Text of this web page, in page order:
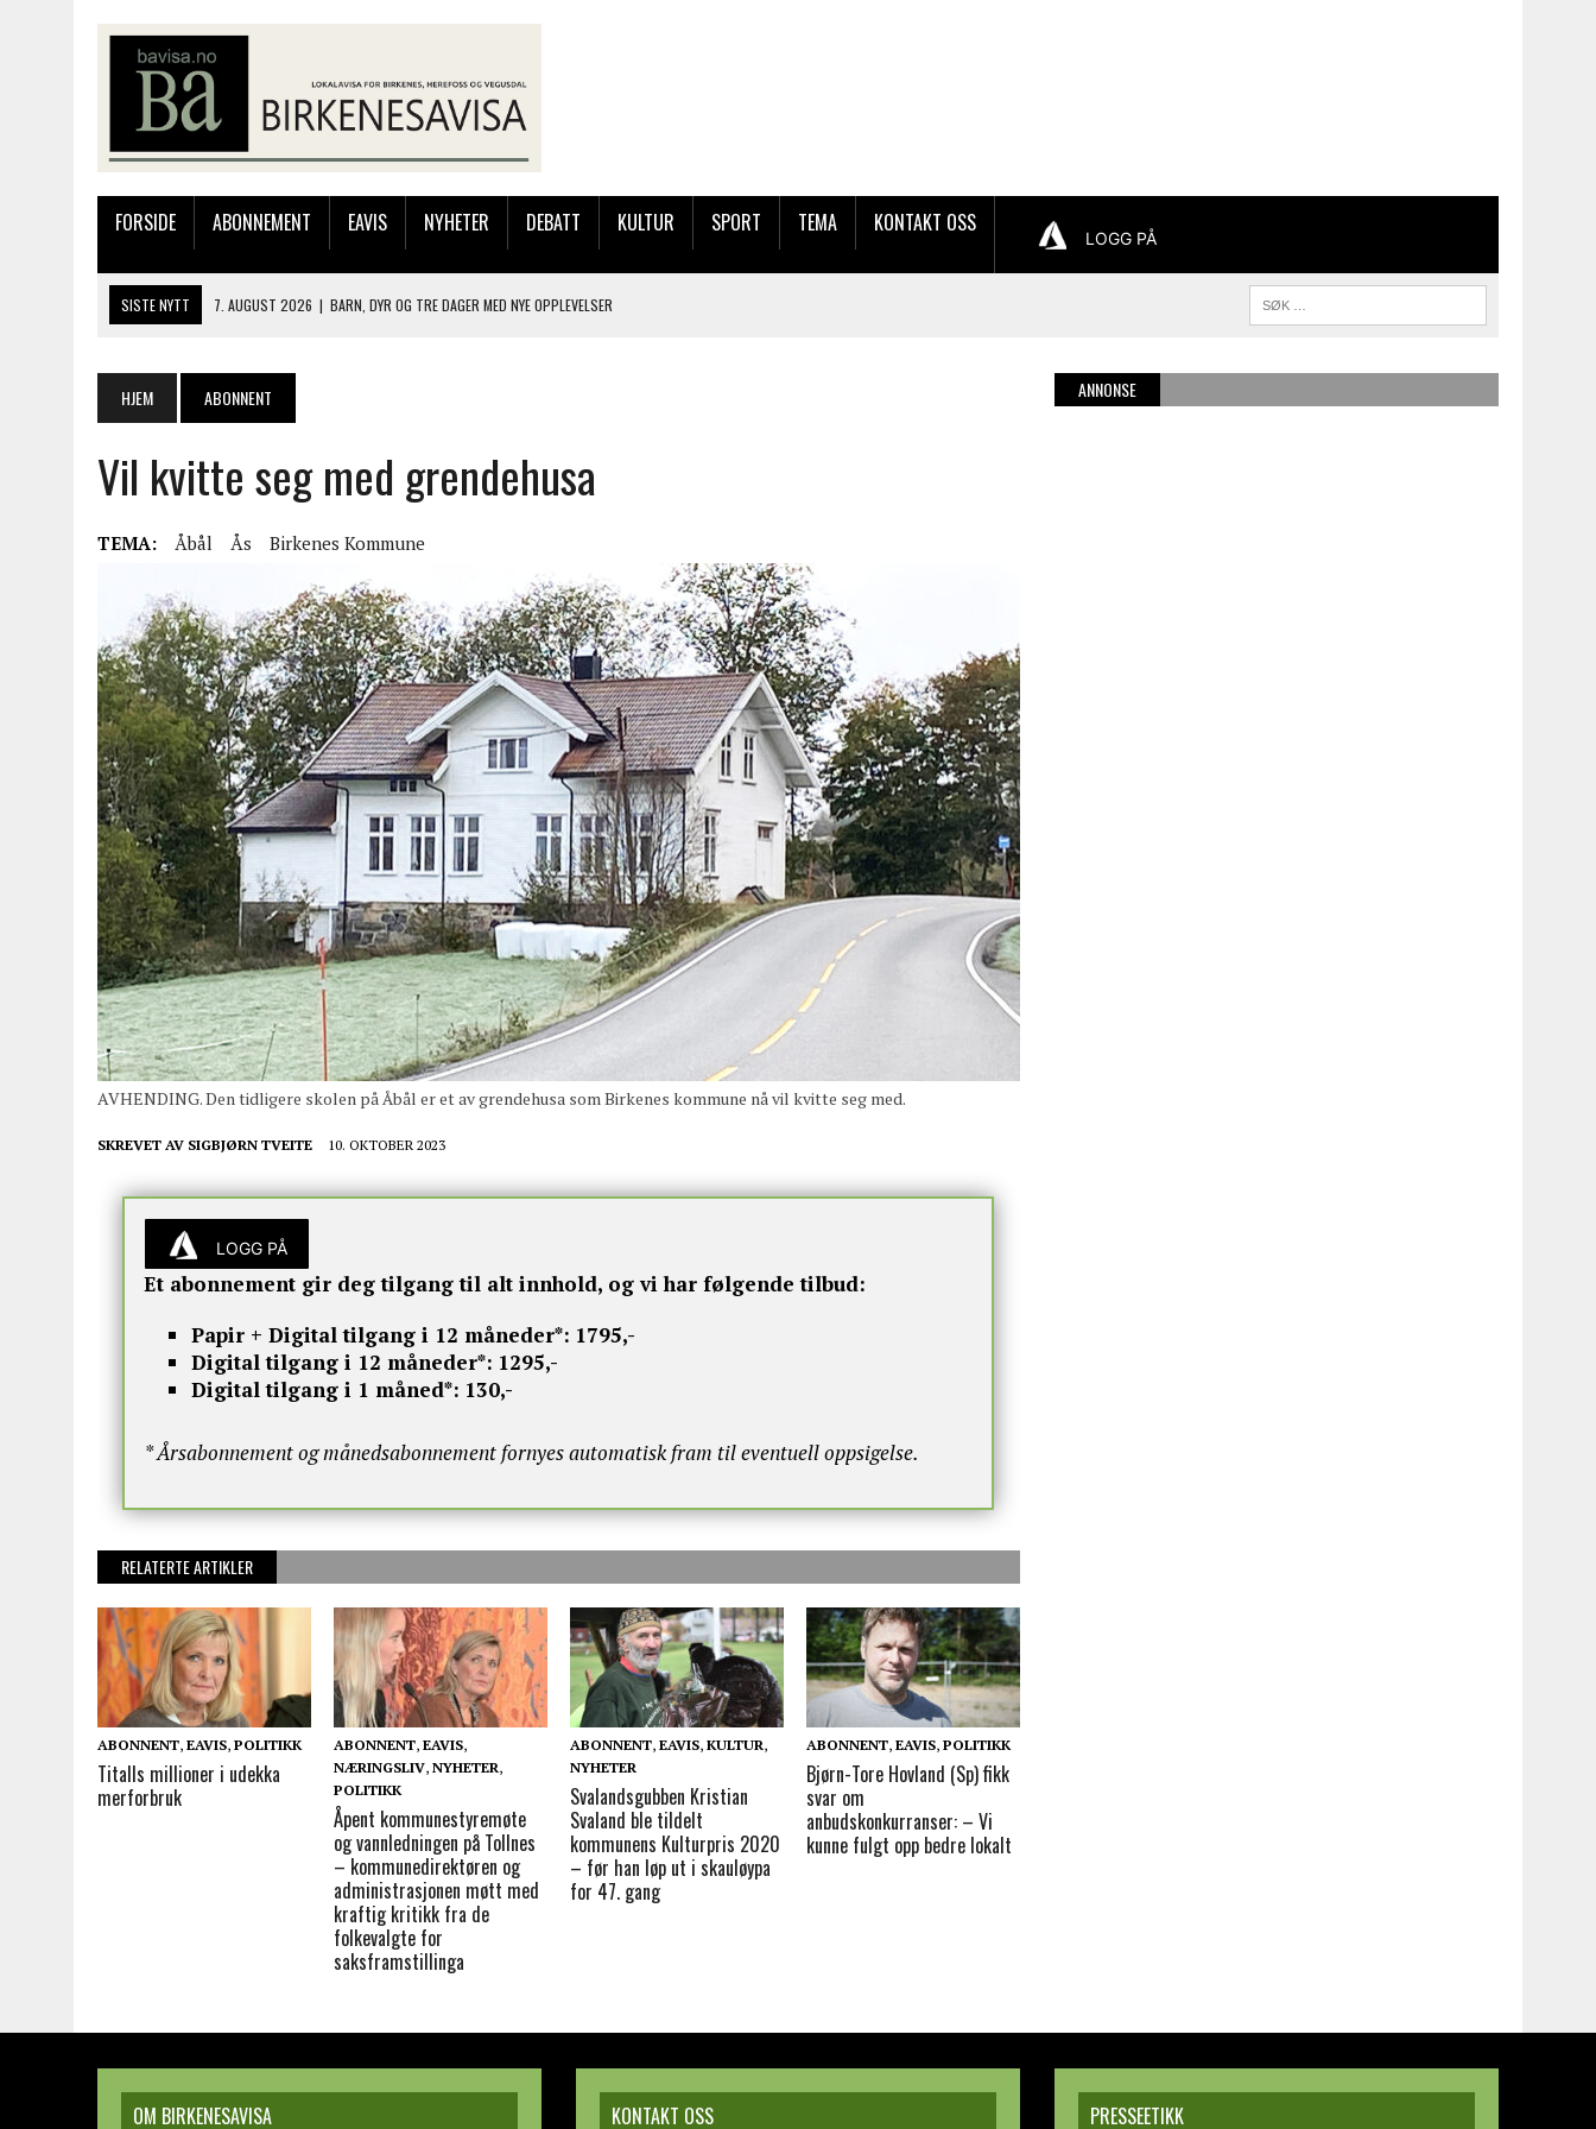
FORSIDE ABONNEMENT EAVIS NYHETER DEBATT KULTUR SPORT TEMA KONTAKT OSS
LOGG PÅ
SISTE NYTT 7. AUGUST 2026 | BARN, DYR OG TRE DAGER MED NYE OPPLEVELSER
6. AUGUST 2026 | BYGGING AV FLATBUNNINGER PÅ MUSEET
7. AUGUST 2026
FLYTTER PRODUKSJONEN TIL OSLO: FLERE MISTER JOBBEN VED SYNKRON MEDIA
HJEM ABONNENT
Vil kvitte seg med grendehusa
TEMA: Åbål Ås Birkenes Kommune
AVHENDING. Den tidligere skolen på Åbål er et av grendehusa som Birkenes kommune nå vil kvitte seg med.
SKREVET AV SIGBJØRN TVEITE 10. OKTOBER 2023
LOGG PÅ
Et abonnement gir deg tilgang til alt innhold, og vi har følgende tilbud:
Papir + Digital tilgang i 12 måneder*: 1795,-
Digital tilgang i 12 måneder*: 1295,-
Digital tilgang i 1 måned*: 130,-
* Årsabonnement og månedsabonnement fornyes automatisk fram til eventuell oppsigelse.
RELATERTE ARTIKLER
ABONNENT, EAVIS, POLITIKK
Titalls millioner i udekka
merforbruk
ABONNENT,EAVIS,
NÆRINGSLIV,NYHETER,
POLITIKK
Åpent kommunestyremøte
og vannledningen på Tollnes
– kommunedirektøren og
administrasjonen møtt med
kraftig kritikk fra de
folkevalgte for
saksframstillinga
ABONNENT,EAVIS,KULTUR,
NYHETER
Svalandsgubben Kristian
Svaland ble tildelt
kommunens Kulturpris 2020
– før han løp ut i skauløypa
for 47. gang
ABONNENT,EAVIS,POLITIKK
Bjørn-Tore Hovland (Sp) fikk
svar om
anbudskonkurranser: – Vi
kunne fulgt opp bedre lokalt
ANNONSE
OM BIRKENESAVISA KONTAKT OSS PRESSEETIKK